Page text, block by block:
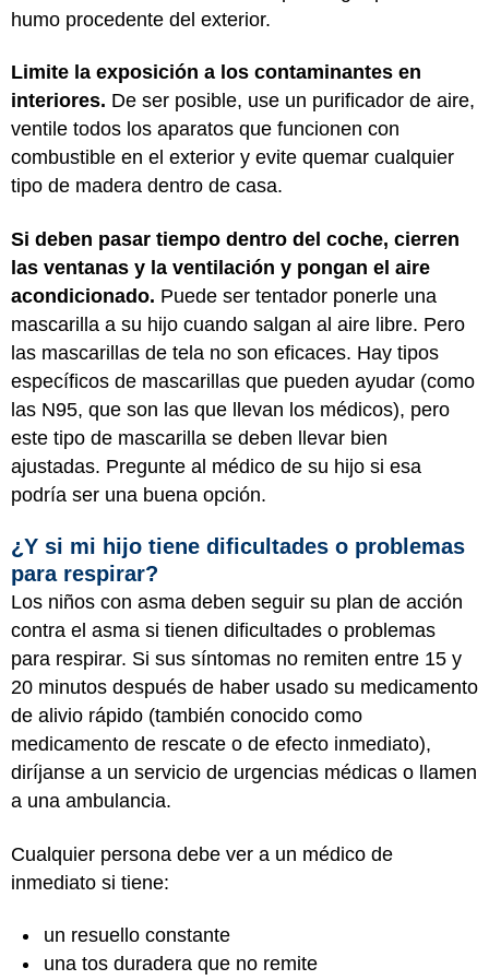
humo procedente del exterior.
Limite la exposición a los contaminantes en
interiores. De ser posible, use un purificador de aire,
ventile todos los aparatos que funcionen con
combustible en el exterior y evite quemar cualquier
tipo de madera dentro de casa.
Si deben pasar tiempo dentro del coche, cierren
las ventanas y la ventilación y pongan el aire
acondicionado. Puede ser tentador ponerle una
mascarilla a su hijo cuando salgan al aire libre. Pero
las mascarillas de tela no son eficaces. Hay tipos
específicos de mascarillas que pueden ayudar (como
las N95, que son las que llevan los médicos), pero
este tipo de mascarilla se deben llevar bien
ajustadas. Pregunte al médico de su hijo si esa
podría ser una buena opción.
¿Y si mi hijo tiene dificultades o problemas
para respirar?
Los niños con asma deben seguir su plan de acción
contra el asma si tienen dificultades o problemas
para respirar. Si sus síntomas no remiten entre 15 y
20 minutos después de haber usado su medicamento
de alivio rápido (también conocido como
medicamento de rescate o de efecto inmediato),
diríjanse a un servicio de urgencias médicas o llamen
a una ambulancia.
Cualquier persona debe ver a un médico de
inmediato si tiene:
un resuello constante
una tos duradera que no remite